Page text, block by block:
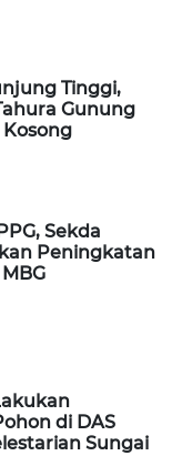
Tinggi,
Gunung
Sekda
Peningkatan
di DAS
Sungai